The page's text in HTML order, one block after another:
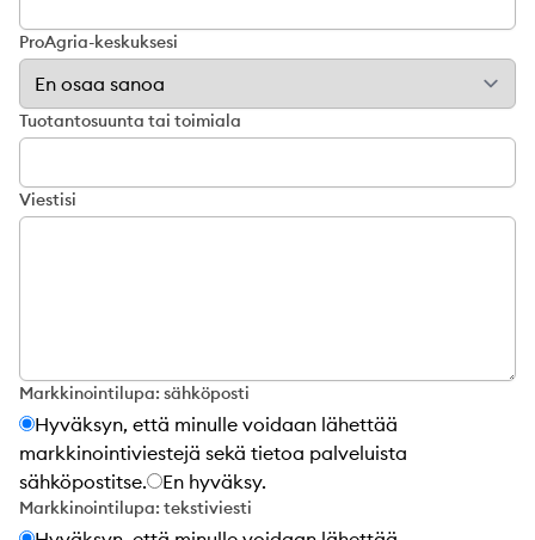
ProAgria-keskuksesi
Tuotantosuunta tai toimiala
Viestisi
Markkinointilupa: sähköposti
Hyväksyn, että minulle voidaan lähettää
markkinointiviestejä sekä tietoa palveluista
sähköpostitse.
En hyväksy.
Markkinointilupa: tekstiviesti